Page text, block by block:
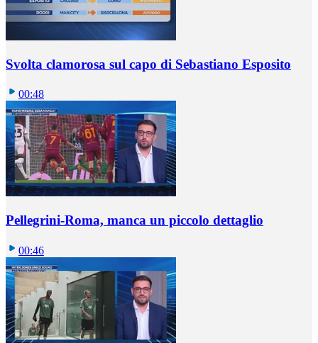
Svolta clamorosa sul capo di Sebastiano Esposito
00:48
Pellegrini-Roma, manca un piccolo dettaglio
00:46